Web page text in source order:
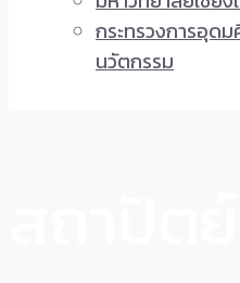
กระทรวงการอุด
นวัตกรรม